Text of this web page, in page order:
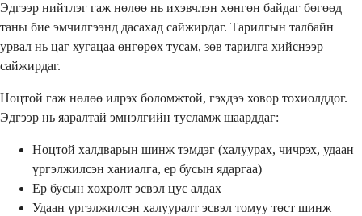
Эдгээр нийтлэг гаж нөлөө нь ихэвчлэн хөнгөн байдаг бөгөөд
таны бие эмчилгээнд дасахад сайжирдаг. Тарилгын талбайн
урвал нь цаг хугацаа өнгөрөх тусам, зөв тарилга хийснээр
сайжирдаг.
Ноцтой гаж нөлөө илрэх боломжтой, гэхдээ ховор тохиолддог.
Эдгээр нь яаралтай эмнэлгийн тусламж шаарддаг:
Ноцтой халдварын шинж тэмдэг (халуурах, чичрэх, удаан
үргэлжилсэн ханиалга, ер бусын ядаргаа)
Ер бусын хөхрөлт эсвэл цус алдах
Удаан үргэлжилсэн халууралт эсвэл томуу төст шинж